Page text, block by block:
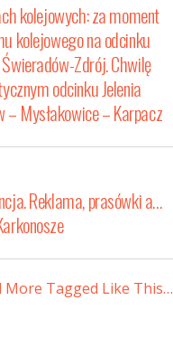
kolejowych: za moment
kolejowego na odcinku
Zdrój. Chwilę
odcinku Jelenia
– Mysłakowice – Karpacz
Reklama, prasówki a…
More Tagged Like This…